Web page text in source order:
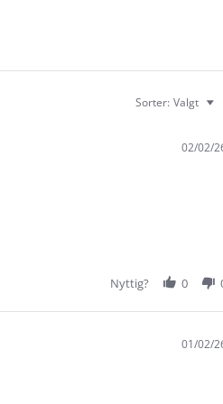
Sorter: Valgt
02/02/
Nyttig? 0
01/02/